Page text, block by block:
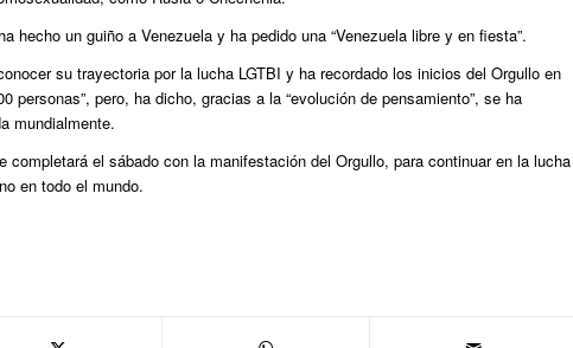
hecho un guiño a Venezuela y ha pedido una “Venezuela libre y en fiesta”.
su trayectoria por la lucha LGTBI y ha recordado los inicios del Orgullo en
personas”, pero, ha dicho, gracias a la “evolución de pensamiento”, se ha
mundialmente.
completará el sábado con la manifestación del Orgullo, para continuar en la lucha
en todo el mundo.